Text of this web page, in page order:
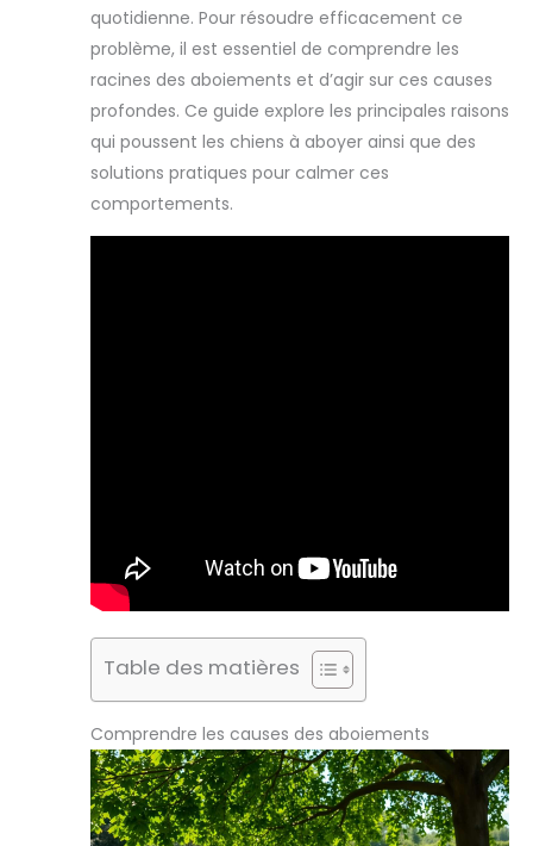
quotidienne. Pour résoudre efficacement ce
problème, il est essentiel de comprendre les
racines des aboiements et d’agir sur ces causes
profondes. Ce guide explore les principales raisons
qui poussent les chiens à aboyer ainsi que des
solutions pratiques pour calmer ces
comportements.
Table des matières
Comprendre les causes des aboiements